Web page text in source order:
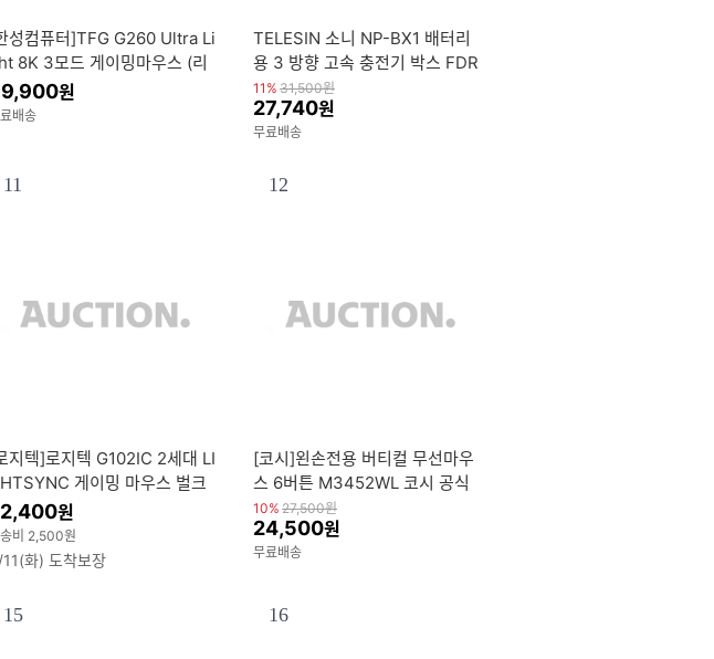
성컴퓨터]TFG G260 Ultra Li
8K 3모드 게이밍마우스 (리
8K 폴링레이트/55g 초경량/P
원
배송
TELESIN 소니 NP-BX1 배터리
용 3 방향 고속 충전기 박스 FDR
-X3000R ZV-1 M7 AS300 WX
350 및 기타
11% 31,500원
27,740원
무료배송
11
지텍]로지텍 G102IC 2세대 LI
게이밍 마우스 벌크
품 - 블랙원
비 2,500원
화) 도착보장
12
[코시]왼손전용 버티컬 무선마우
스 6버튼 M3452WL 코시 공식
판매점
10% 27,500원
24,500원
무료배송
15 16